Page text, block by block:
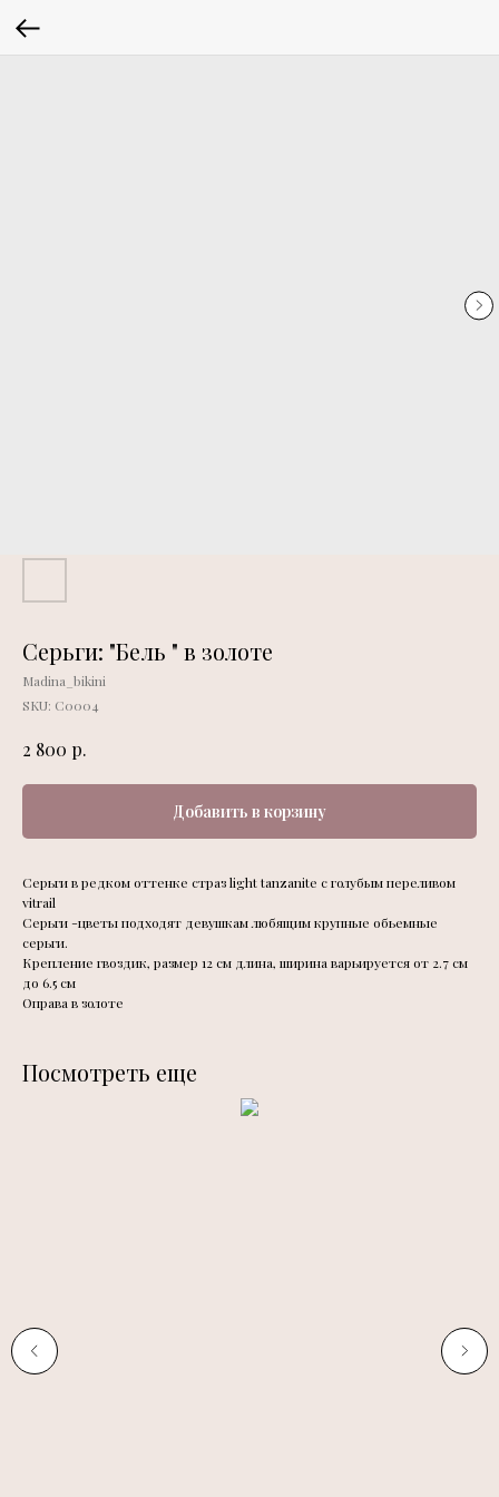
Серьги: "Бель " в золоте
Madina_bikini
SKU: С0004
2 800 р.
Добавить в корзину
Серьги в редком оттенке страз light tanzanite c голубым переливом
vitrail
Серьги -цветы подходят девушкам любящим крупные обьемные
серьги.
Крепление гвоздик, размер 12 см длина, ширина варьируется от 2.7 см
до 6.5 см
Оправа в золоте
Посмотреть еще